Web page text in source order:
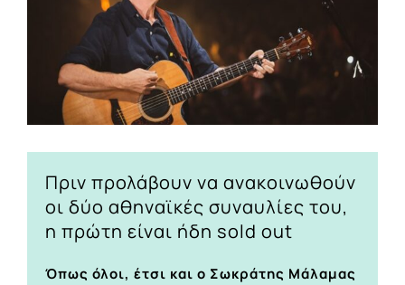
Πριν προλάβουν να ανακοινωθούν
οι δύο αθηναϊκές συναυλίες του,
η πρώτη είναι ήδη sold out
Όπως όλοι, έτσι και ο Σωκράτης Μάλαμας